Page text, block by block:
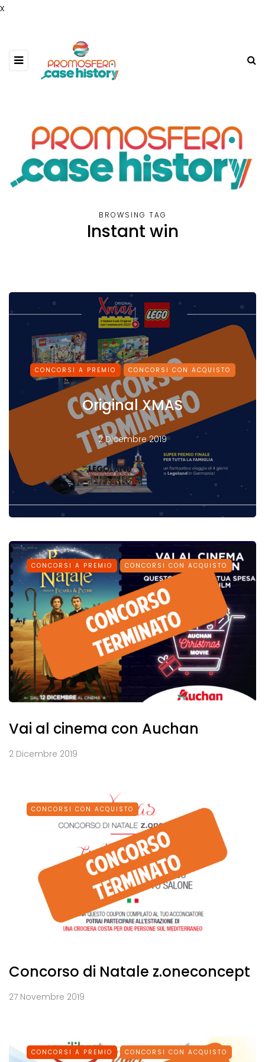
x
BROWSING TAG
Instant win
CONCORSI A PREMIO CONCORSI CON ACQUISTO
Original XMAS
2 Dicembre 2019
CONCORSI A PREMIO CONCORSI CON ACQUISTO
Vai al cinema con Auchan
2 Dicembre 2019
CONCORSI CON ACQUISTO
Concorso di Natale z.oneconcept
27 Novembre 2019
CONCORSI A PREMIO CONCORSI CON ACQUISTO